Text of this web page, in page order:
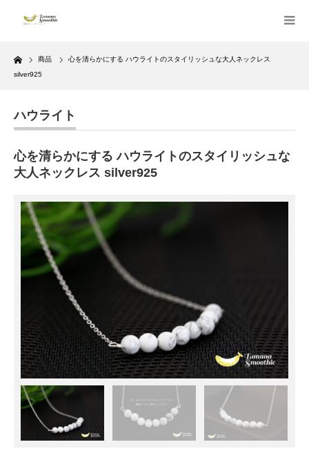
Home 商品
心を清らかにする ハウライトのスタイリッシュな大人ネックレス
silver925
ハウライト
心を清らかにする ハウライトのスタイリッシュな
大人ネックレス silver925